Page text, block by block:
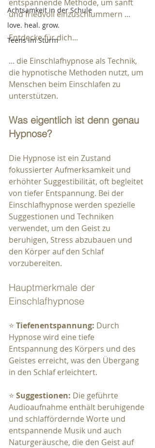
Achtsamkeit in der Schule
love. heal. grow.
Teens im Sturm
entspannende Methode, um sanft
und friedvoll einzuschlummern ...
Entdecke für dich...
... die Einschlafhypnose als Technik,
die hypnotische Methoden nutzt, um
Menschen beim Einschlafen zu
unterstützen.
Was eigentlich ist denn genau
Hypnose?
Die Hypnose ist ein Zustand
fokussierter Aufmerksamkeit und
erhöhter Suggestibilität, oft begleitet
von tiefer Entspannung. Bei der
Einschlafhypnose werden spezielle
Suggestionen und Techniken
verwendet, um den Geist zu
beruhigen, Stress abzubauen und
den Körper auf den Schlaf
vorzubereiten.
Hauptmerkmale der
Einschlafhypnose
⭐ Tiefenentspannung: Durch
Hypnose wird eine tiefe
Entspannung des Körpers und des
Geistes erreicht, was den Übergang
in den Schlaf erleichtert.
⭐ Suggestionen: Die geführte
Audioaufnahme enthält beruhigende
und schlaffördernde Worte und
entspannende Musik und auch
Naturgeräusche, die den Geist auf